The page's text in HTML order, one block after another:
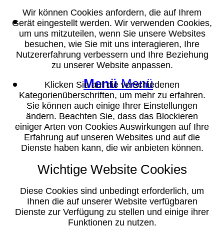
Suche
Menü Menü
Wir können Cookies anfordern, die auf Ihrem
Gerät eingestellt werden. Wir verwenden Cookies,
um uns mitzuteilen, wenn Sie unsere Websites
besuchen, wie Sie mit uns interagieren, Ihre
Nutzererfahrung verbessern und Ihre Beziehung
zu unserer Website anpassen.
Klicken Sie auf die verschiedenen
Kategorienüberschriften, um mehr zu erfahren.
Sie können auch einige Ihrer Einstellungen
ändern. Beachten Sie, dass das Blockieren
einiger Arten von Cookies Auswirkungen auf Ihre
Erfahrung auf unseren Websites und auf die
Dienste haben kann, die wir anbieten können.
Wichtige Website Cookies
Diese Cookies sind unbedingt erforderlich, um
Ihnen die auf unserer Website verfügbaren
Dienste zur Verfügung zu stellen und einige ihrer
Funktionen zu nutzen.